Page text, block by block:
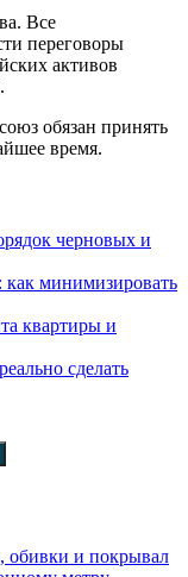
Все
переговоры
активов
обязан принять
время.
черновых и
как минимизировать
квартиры и
сделать
обивки и покрывал